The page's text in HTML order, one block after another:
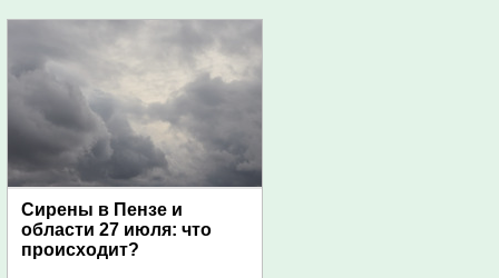
Сирены в Пензе и
области 27 июля: что
происходит?